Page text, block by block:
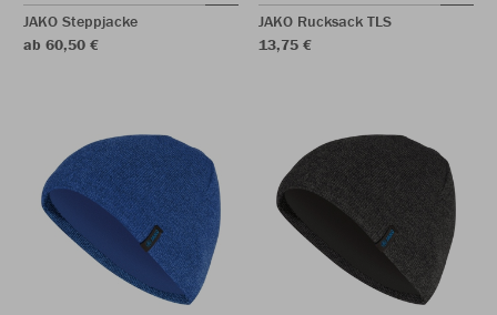
JAKO Steppjacke
ab 60,50 €
JAKO Rucksack TLS
13,75 €